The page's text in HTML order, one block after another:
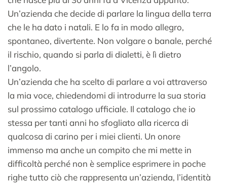
Un’azienda che decide di parlare la lingua della terra
che le ha dato i natali. E lo fa in modo allegro,
spontaneo, divertente. Non volgare o banale, perché
il rischio, quando si parla di dialetti, è lì dietro
l’angolo.
Un’azienda che ha scelto di parlare a voi attraverso
la mia voce, chiedendomi di introdurre la sua storia
sul prossimo catalogo ufficiale. Il catalogo che io
stessa per tanti anni ho sfogliato alla ricerca di
qualcosa di carino per i miei clienti. Un onore
immenso ma anche un compito che mi mette in
difficoltà perché non è semplice esprimere in poche
righe tutto ciò che rappresenta un’azienda, l’identità